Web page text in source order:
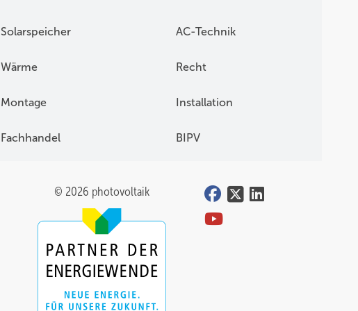
Solarspeicher AC-Technik
Wärme Recht
Montage Installation
Fachhandel BIPV
© 2026 photovoltaik